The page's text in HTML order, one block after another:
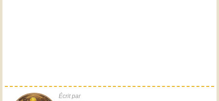
Écrit par